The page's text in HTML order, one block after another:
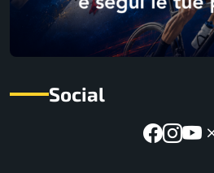
Social